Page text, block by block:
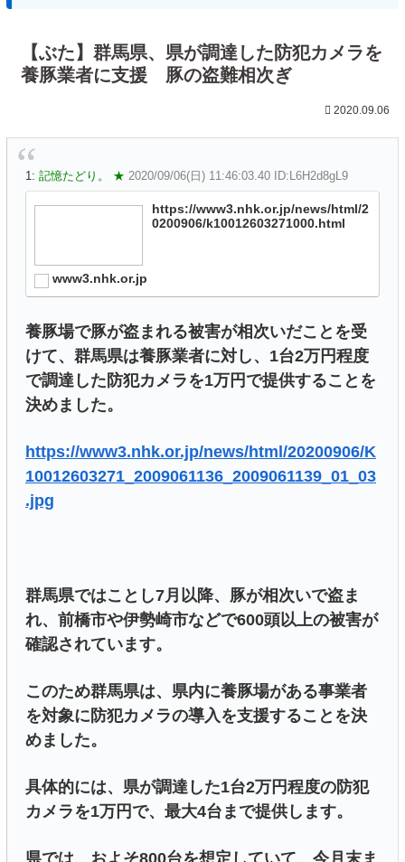
【ぶた】群馬県、県が調達した防犯カメラを
養豚業者に支援 豚の盗難相次ぎ
2020.09.06
1: 記憶たどり。 ★ 2020/09/06(日) 11:46:03.40 ID:L6H2d8gL9
https://www3.nhk.or.jp/news/html/2
0200906/k10012603271000.html
www3.nhk.or.jp
養豚場で豚が盗まれる被害が相次いだことを受
けて、群馬県は養豚業者に対し、1台2万円程度
で調達した防犯カメラを1万円で提供することを
決めました。
https://www3.nhk.or.jp/news/html/20200906/K
10012603271_2009061136_2009061139_01_03
.jpg
群馬県ではことし7月以降、豚が相次いで盗ま
れ、前橋市や伊勢崎市などで600頭以上の被害が
確認されています。
このため群馬県は、県内に養豚場がある事業者
を対象に防犯カメラの導入を支援することを決
めました。
具体的には、県が調達した1台2万円程度の防犯
カメラを1万円で、最大4台まで提供します。